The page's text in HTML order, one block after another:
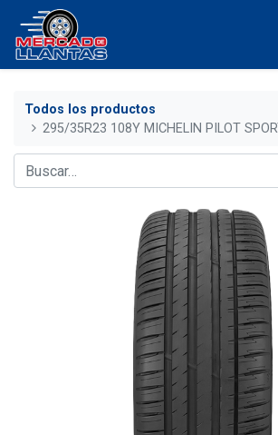
Todos los productos
295/35R23 108Y MICHELIN PILOT